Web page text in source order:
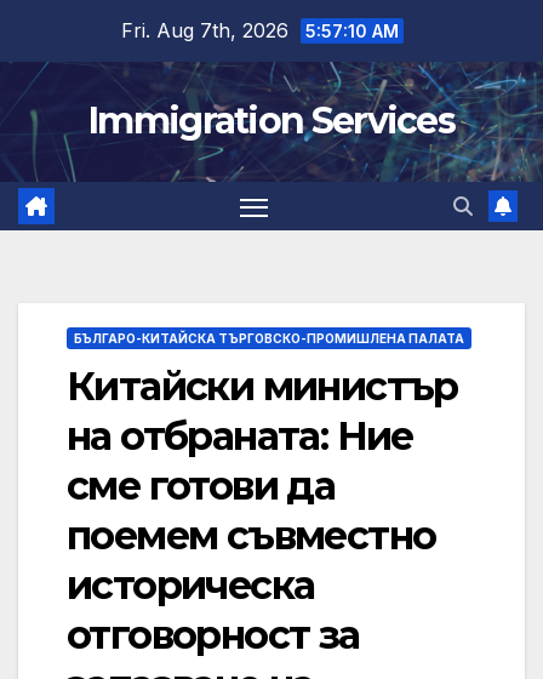
content
Fri. Aug 7th, 2026 5:57:10 AM
Immigration Services
БЪЛГАРО-КИТАЙСКА ТЪРГОВСКО-ПРОМИШЛЕНА ПАЛАТА
Китайски министър
на отбраната: Ние
сме готови да
поемем съвместно
историческа
отговорност за